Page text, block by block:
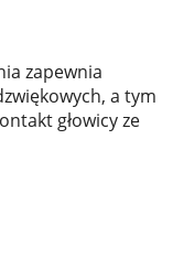
zapewnia
a tym
głowicy ze